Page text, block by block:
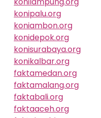
konipalu.org
koniambon.org
konidepok.org
konisurabaya.org
konikalbar.org
faktamedan.org
faktamalang.org
faktabali.org
faktaaceh.org